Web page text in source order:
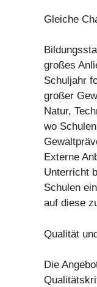
Gleiche
großes
Schuljahr
großer
Natur,
wo
Externe
Unterricht
Schulen
auf diese
Qualität
Die